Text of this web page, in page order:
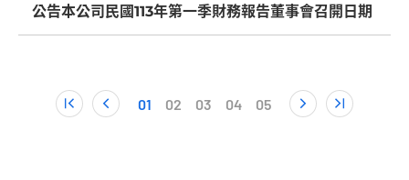
公告本公司民國113年第一季財務報告董事會召開日期
01 02 03 04 05